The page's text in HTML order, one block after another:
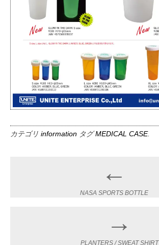
カテゴリ information タグMEDICAL CASE.
navigation
←
NASA SPORTS BOTTLE
→
PLANTERS / SWEAT SHIRT